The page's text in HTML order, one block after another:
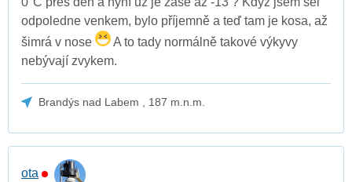
odpoledne venkem, bylo příjemně a teď tam je kosa, až
šimrá v nose
A to tady normálně takové výkyvy
nebývají zvykem.
Brandýs nad Labem , 187 m.n.m.
ota